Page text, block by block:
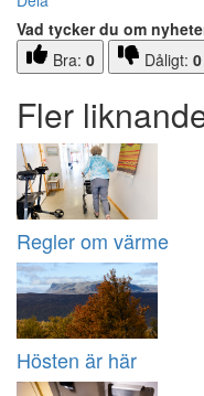
Vad tycker du om
Bra: 0 Dåligt: 0
Fler
Regler om värme
Hösten är här